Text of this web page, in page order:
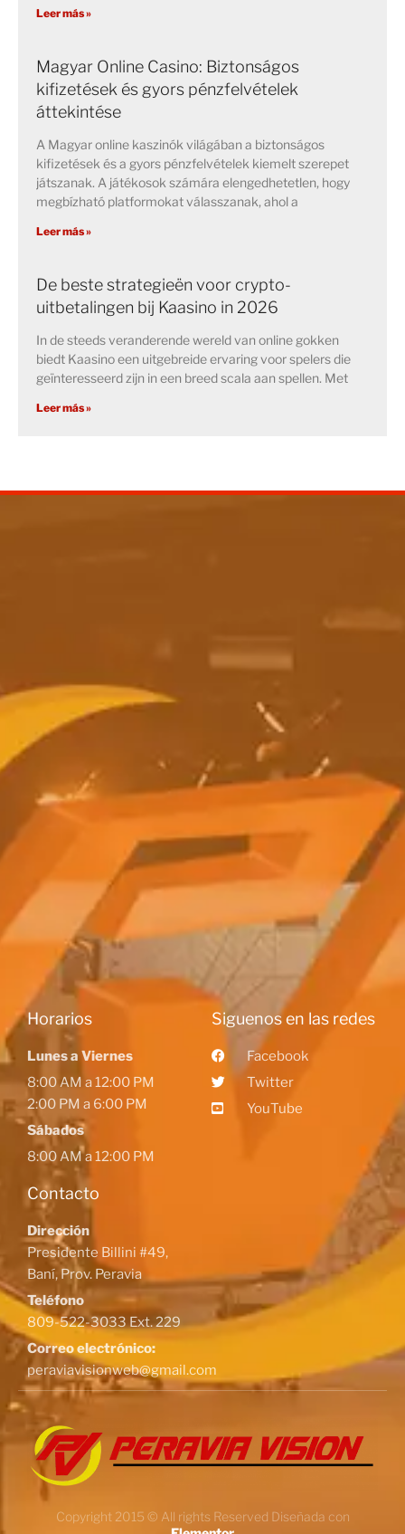
Leer más »
Magyar Online Casino: Biztonságos
kifizetések és gyors pénzfelvételek
áttekintése
A Magyar online kaszinók világában a biztonságos
kifizetések és a gyors pénzfelvételek kiemelt szerepet
játszanak. A játékosok számára elengedhetetlen, hogy
megbízható platformokat válasszanak, ahol a
Leer más »
De beste strategieën voor crypto-
uitbetalingen bij Kaasino in 2026
In de steeds veranderende wereld van online gokken
biedt Kaasino een uitgebreide ervaring voor spelers die
geïnteresseerd zijn in een breed scala aan spellen. Met
Leer más »
Horarios
Lunes a Viernes
8:00 AM a 12:00 PM
2:00 PM a 6:00 PM
Sábados
8:00 AM a 12:00 PM
Contacto
Dirección
Presidente Billini #49,
Baní, Prov. Peravia
Teléfono
809-522-3033 Ext. 229
Correo electrónico:
peraviavisionweb@gmail.com
Siguenos en las redes
Facebook
Twitter
YouTube
Copyright 2015 © All rights Reserved Diseñada con